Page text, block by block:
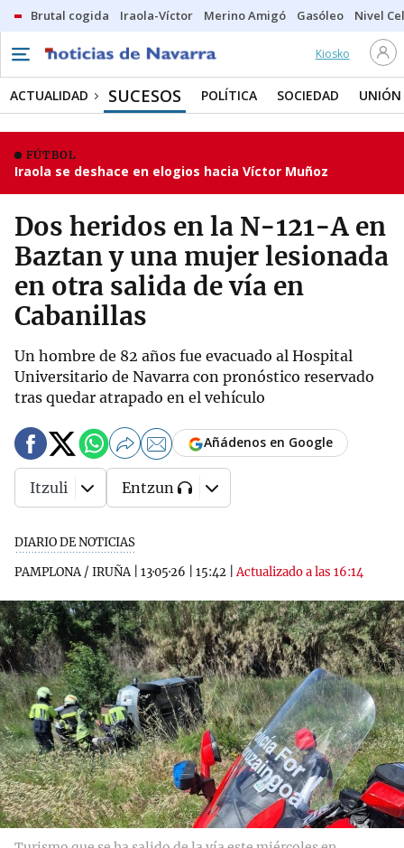
Brutal cogida Iraola-Víctor Merino Amigó Gasóleo Nivel
Kiosko
ACTUALIDAD SUCESOS POLÍTICA SOCIEDAD UNIÓN
FÚTBOL
Iraola se deshace en elogios hacia Víctor Muñoz
Dos heridos en la N-121-A en
Baztan y una mujer lesionada
en otra salida de vía en
Cabanillas
Un hombre de 82 años fue evacuado al Hospital
Universitario de Navarra con pronóstico reservado
tras quedar atrapado en el vehículo
DIARIO DE NOTICIAS
PAMPLONA / IRUÑA| 13·05·26 15:42 |Actualizado a las 16:14
Añádenos en Google
Itzuli Entzun